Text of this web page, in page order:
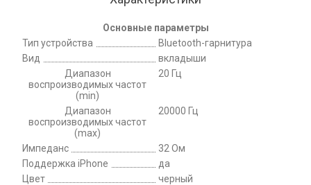
Основные параметры
Тип устройства
Bluetooth-гарнитура
Вид
вкладыши
Диапазон
воспроизводимых частот
(min)
20 Гц
Диапазон
воспроизводимых частот
(max)
20000 Гц
Импеданс
32 Ом
Поддержка iPhone
да
Цвет
черный